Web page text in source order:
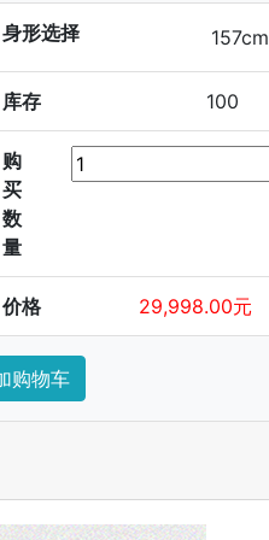
身形选择 157cm
库存 100
购
买
数
量
价格 29,998.00元
购物车